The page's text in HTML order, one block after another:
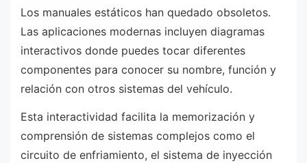
Los manuales estáticos han quedado obsoletos.
Las aplicaciones modernas incluyen diagramas
interactivos donde puedes tocar diferentes
componentes para conocer su nombre, función y
relación con otros sistemas del vehículo.
Esta interactividad facilita la memorización y
comprensión de sistemas complejos como el
circuito de enfriamiento, el sistema de inyección